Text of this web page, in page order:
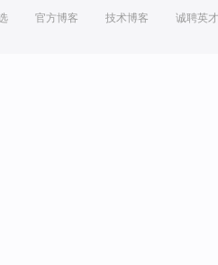
官方博客 技术博客 诚聘英才